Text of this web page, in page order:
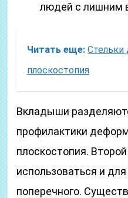
людей с лишним
Читать еще: Стельки
плоскостопия
Вкладыши
профилактики
плоскостопия.
использоваться и
поперечного.